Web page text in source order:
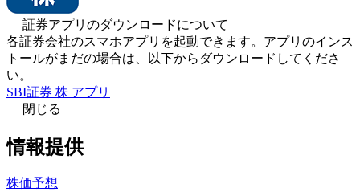
証券アプリのダウンロードについて
各証券会社のスマホアプリを起動できます。アプリのインス
トールがまだの場合は、以下からダウンロードしてくださ
い。
SBI証券 株 アプリ
閉じる
情報提供
株価予想